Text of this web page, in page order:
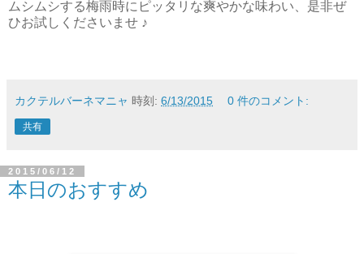
ムシムシする梅雨時にピッタリな爽やかな味わい、是非ぜ
ひお試しくださいませ ♪
カクテルバーネマニャ 時刻: 6/13/2015 0 件のコメント:
共有
2015/06/12
本日のおすすめ